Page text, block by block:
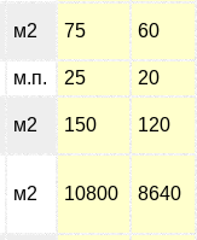
м2 75 60
м.п. 25 20
м2 150 120
м2 10800 8640